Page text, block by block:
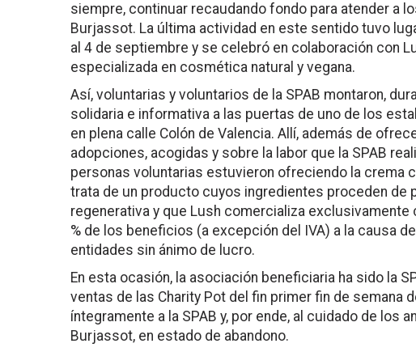
siempre, continuar recaudando fondo para atender a
Burjassot. La última actividad en este sentido tuvo
al 4 de septiembre y se celebró en colaboración con
especializada en cosmética natural y vegana.
Así, voluntarias y voluntarios de la SPAB montaron,
solidaria e informativa a las puertas de uno de los
en plena calle Colón de Valencia. Allí, además de
adopciones, acogidas y sobre la labor que la SPAB
personas voluntarias estuvieron ofreciendo la crema
trata de un producto cuyos ingredientes proceden de
regenerativa y que Lush comercializa exclusivamente
% de los beneficios (a excepción del IVA) a la causa
entidades sin ánimo de lucro.
En esta ocasión, la asociación beneficiaria ha sido la
ventas de las Charity Pot del fin primer fin de semana
íntegramente a la SPAB y, por ende, al cuidado de los
Burjassot, en estado de abandono.